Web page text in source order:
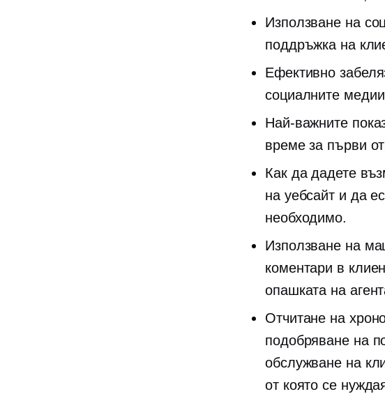
Използване на
поддръжка на
Ефективно
социалните
Най-важните
време за първи
Как да дадете
на уебсайт и да
необходимо.
Използване на
коментари в
опашката на
Отчитане на
подобряване на
обслужване на
от която се